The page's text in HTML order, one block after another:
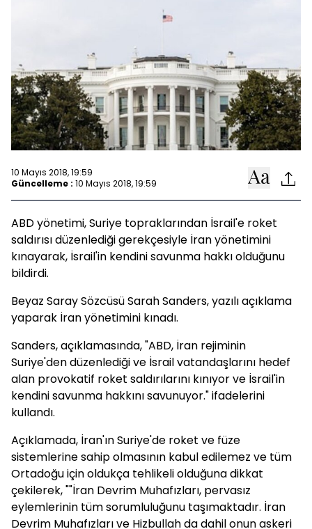
10 Mayıs 2018, 19:59
Güncelleme : 10 Mayıs 2018, 19:59
ABD yönetimi, Suriye topraklarından İsrail'e roket
saldırısı düzenlediği gerekçesiyle İran yönetimini
kınayarak, İsrail'in kendini savunma hakkı olduğunu
bildirdi.
Beyaz Saray Sözcüsü Sarah Sanders, yazılı açıklama
yaparak İran yönetimini kınadı.
Sanders, açıklamasında, "ABD, İran rejiminin
Suriye'den düzenlediği ve İsrail vatandaşlarını hedef
alan provokatif roket saldırılarını kınıyor ve İsrail'in
kendini savunma hakkını savunuyor." ifadelerini
kullandı.
Açıklamada, İran'ın Suriye'de roket ve füze
sistemlerine sahip olmasının kabul edilemez ve tüm
Ortadoğu için oldukça tehlikeli olduğuna dikkat
çekilerek, ""İran Devrim Muhafızları, pervasız
eylemlerinin tüm sorumluluğunu taşımaktadır. İran
Devrim Muhafızları ve Hizbullah da dahil onun askeri